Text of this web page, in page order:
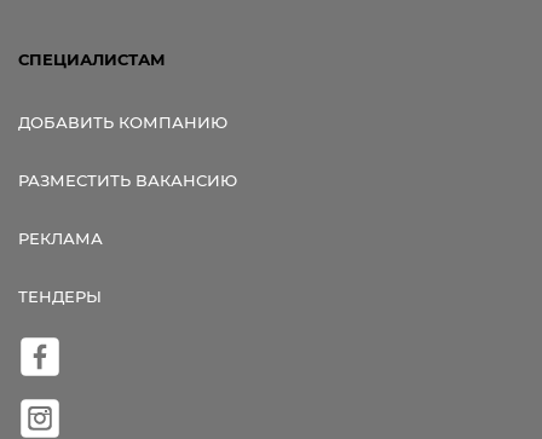
СПЕЦИАЛИСТАМ
ДОБАВИТЬ КОМПАНИЮ
РАЗМЕСТИТЬ ВАКАНСИЮ
РЕКЛАМА
ТЕНДЕРЫ